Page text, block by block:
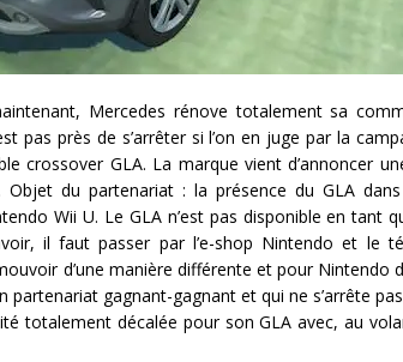
Mercedes rénove totalement sa
pas près de s’arrêter si l’on en juge par la
crossover GLA. La marque vient d’annoncer
Objet du partenariat : la présence du GLA
Wii U. Le GLA n’est pas disponible en tant
il faut passer par l’e-shop Nintendo et le
d’une manière différente et pour Nintendo
partenariat gagnant-gagnant et qui ne s’arrête
totalement décalée pour son GLA avec, au